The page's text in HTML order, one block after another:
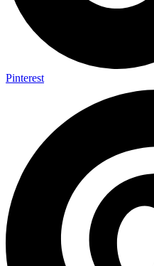
Pinterest